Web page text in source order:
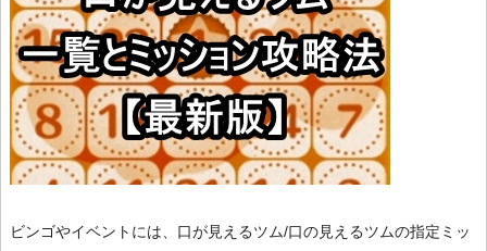
ビンゴやイベントには、口が見えるツム/口の見えるツムの指定ミッ